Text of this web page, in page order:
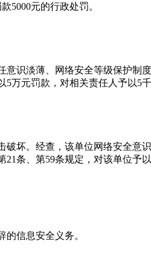
5000元的行政处罚。
意识淡薄、网络安全等级保护
5万元罚款，对相关责任人予以5
破坏。经查，该单位网络安全
21条、第59条规定，对该单位
信息安全义务。